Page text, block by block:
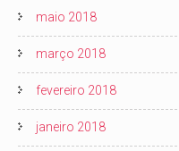
maio 2018
março 2018
fevereiro 2018
janeiro 2018